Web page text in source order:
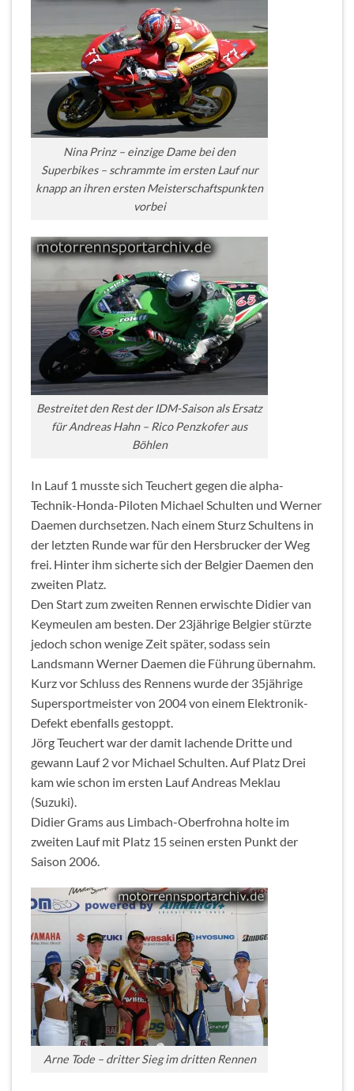
Nina Prinz – einzige Dame bei den
Superbikes – schrammte im ersten Lauf nur
knapp an ihren ersten Meisterschaftspunkten
vorbei
Bestreitet den Rest der IDM-Saison als Ersatz
für Andreas Hahn – Rico Penzkofer aus
Böhlen
In Lauf 1 musste sich Teuchert gegen die alpha-
Technik-Honda-Piloten Michael Schulten und Werner
Daemen durchsetzen. Nach einem Sturz Schultens in
der letzten Runde war für den Hersbrucker der Weg
frei. Hinter ihm sicherte sich der Belgier Daemen den
zweiten Platz.
Den Start zum zweiten Rennen erwischte Didier van
Keymeulen am besten. Der 23jährige Belgier stürzte
jedoch schon wenige Zeit später, sodass sein
Landsmann Werner Daemen die Führung übernahm.
Kurz vor Schluss des Rennens wurde der 35jährige
Supersportmeister von 2004 von einem Elektronik-
Defekt ebenfalls gestoppt.
Jörg Teuchert war der damit lachende Dritte und
gewann Lauf 2 vor Michael Schulten. Auf Platz Drei
kam wie schon im ersten Lauf Andreas Meklau
(Suzuki).
Didier Grams aus Limbach-Oberfrohna holte im
zweiten Lauf mit Platz 15 seinen ersten Punkt der
Saison 2006.
Arne Tode – dritter Sieg im dritten Rennen